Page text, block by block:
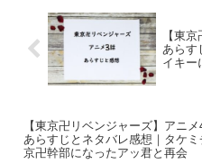
【東
あらす
イキー
【東京卍リベンジャーズ】アニ
あらすじとネタバレ感想｜タケミ
京卍幹部になったアッ君と再会